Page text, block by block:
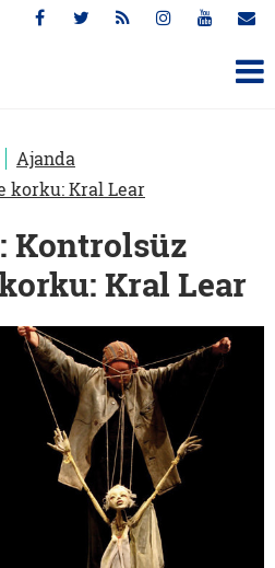
Ajanda
korku: Kral Lear
Kontrolsüz
Kral Lear